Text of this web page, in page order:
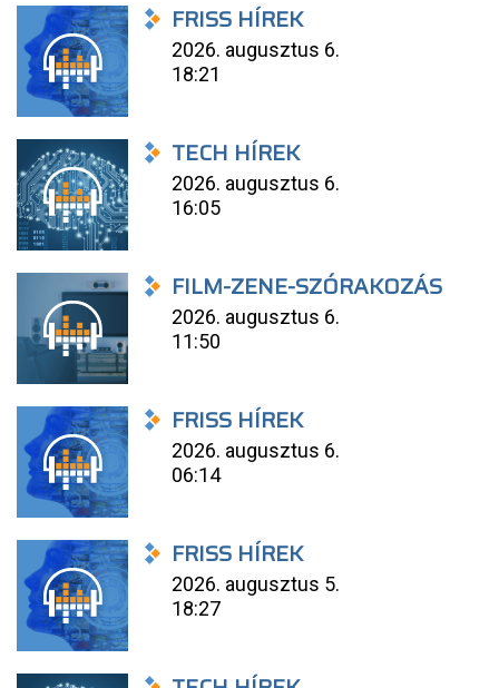
FRISS HÍREK
2026. augusztus 6.
18:21
TECH HÍREK
2026. augusztus 6.
16:05
FILM-ZENE-SZÓRAKOZÁS
2026. augusztus 6.
11:50
FRISS HÍREK
2026. augusztus 6.
06:14
FRISS HÍREK
2026. augusztus 5.
18:27